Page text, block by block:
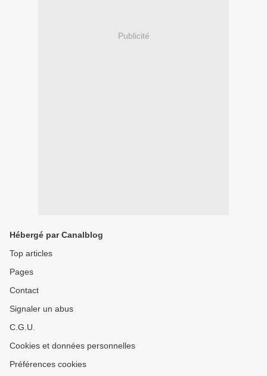
Publicité
Hébergé par Canalblog
Top articles
Pages
Contact
Signaler un abus
C.G.U.
Cookies et données personnelles
Préférences cookies